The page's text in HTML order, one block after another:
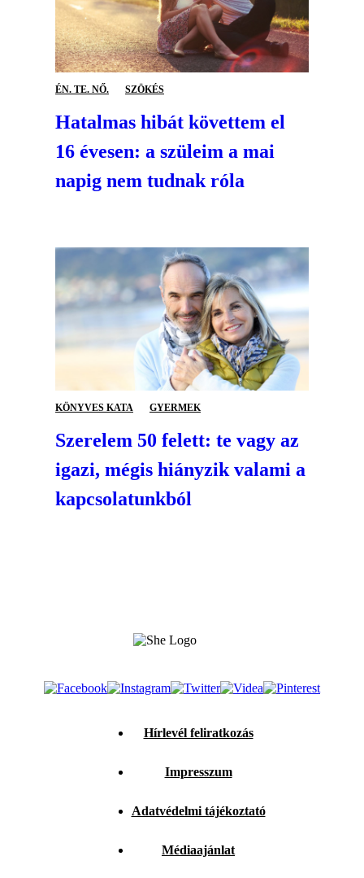
ÉN. TE. NŐ. SZÖKÉS
Hatalmas hibát követtem el
16 évesen: a szüleim a mai
napig nem tudnak róla
KÖNYVES KATA GYERMEK
Szerelem 50 felett: te vagy az
igazi, mégis hiányzik valami a
kapcsolatunkból
Hírlevél feliratkozás
Impresszum
Adatvédelmi tájékoztató
Médiaajánlat